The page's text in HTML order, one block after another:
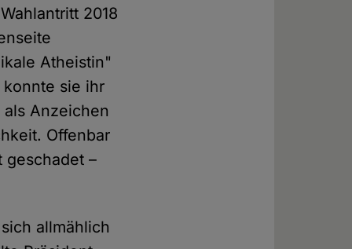
2018
Atheistin"
sie ihr
Anzeichen
Offenbar
geschadet –
allmählich